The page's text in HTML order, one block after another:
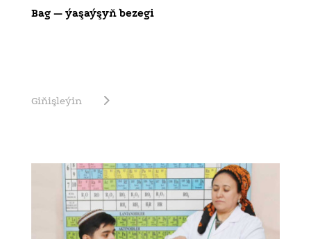
Bag — ýaşaýşyň bezegi
Giňişleýin